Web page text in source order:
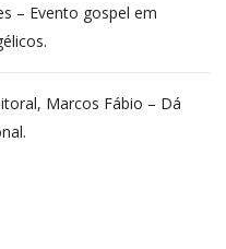
– Evento gospel em
Marcos Fábio – Dá